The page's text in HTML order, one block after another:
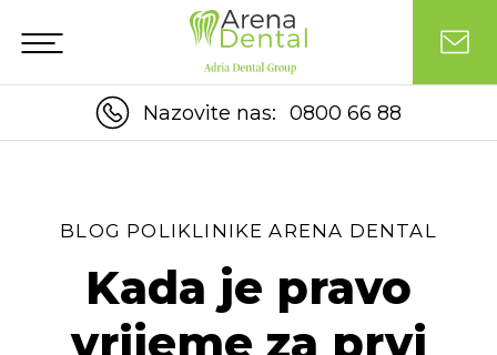
Nazovite nas: 0800 66 88
BLOG POLIKLINIKE ARENA DENTAL
Kada je pravo
vrijeme za prvi